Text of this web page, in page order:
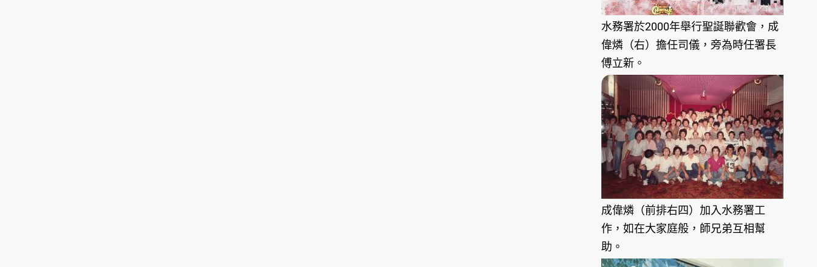
水務署於2000年舉行聖誕聯歡會，成
偉燐（右）擔任司儀，旁為時任署長
傅立新。
成偉燐（前排右四）加入水務署工
作，如在大家庭般，師兄弟互相幫
助。